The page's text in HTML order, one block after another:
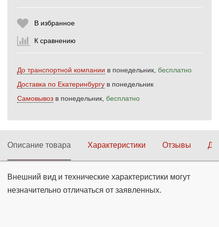
Продолжить
В избранное
К сравнению
До транспортной компании в понедельник, бесплатно
Доставка по Екатеринбургу в понедельник
Самовывоз в понедельник, бесплатно
Описание товара Характеристики Отзывы
Внешний вид и технические характеристики могут
незначительно отличаться от заявленных.